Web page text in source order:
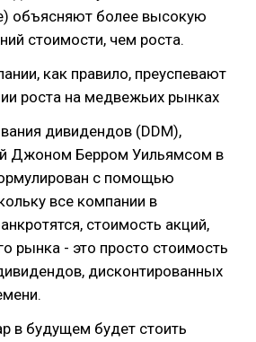
объясняют более высокую
стоимости, чем роста.
как правило, преуспевают
роста на медвежьих рынках
дивидендов (DDM),
Джоном Берром Уильямсом в
с помощью
все компании в
стоимость акций,
рынка - это просто стоимость
дисконтированных
в будущем будет стоить